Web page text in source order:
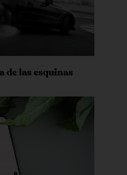
de las esquinas